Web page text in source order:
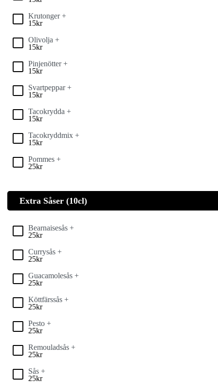
Krutonger +
15kr
Olivolja +
15kr
Pinjenötter +
15kr
Svartpeppar +
15kr
Tacokrydda +
15kr
Tacokryddmix +
15kr
Pommes +
25kr
Extra Såser (10cl)
Bearnaisesås +
25kr
Currysås +
25kr
Guacamolesås +
25kr
Köttfärssås +
25kr
Pesto +
25kr
Remouladsås +
25kr
Sås +
25kr